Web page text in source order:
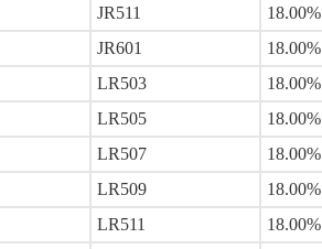
JR511 18.00%
JR601 18.00%
LR503 18.00%
LR505 18.00%
LR507 18.00%
LR509 18.00%
LR511 18.00%